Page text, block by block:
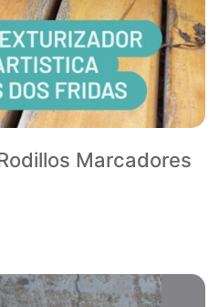
Marcadores